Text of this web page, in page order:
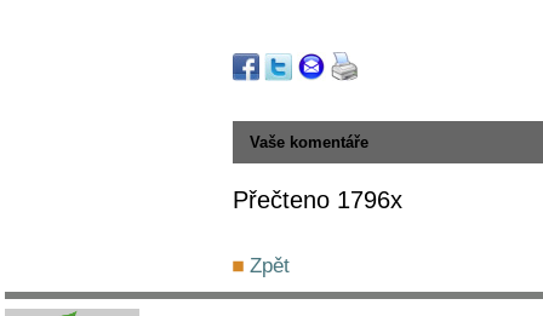
Vaše komentáře
Přečteno 1796x
Zpět